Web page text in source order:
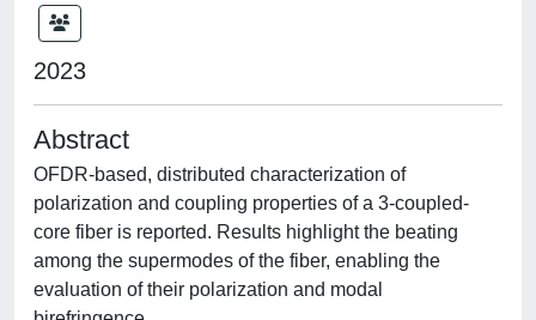
2023
Abstract
OFDR-based, distributed characterization of
polarization and coupling properties of a 3-coupled-
core fiber is reported. Results highlight the beating
among the supermodes of the fiber, enabling the
evaluation of their polarization and modal